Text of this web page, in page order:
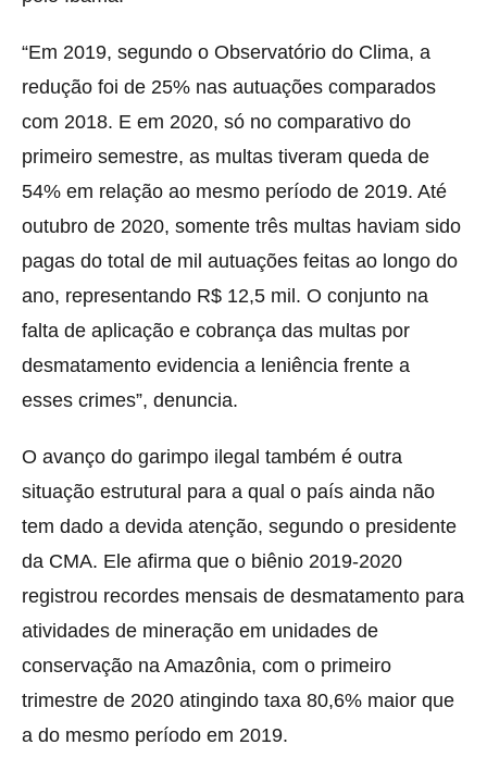
“Em 2019, segundo o Observatório do Clima, a
redução foi de 25% nas autuações comparados
com 2018. E em 2020, só no comparativo do
primeiro semestre, as multas tiveram queda de
54% em relação ao mesmo período de 2019. Até
outubro de 2020, somente três multas haviam sido
pagas do total de mil autuações feitas ao longo do
ano, representando R$ 12,5 mil. O conjunto na
falta de aplicação e cobrança das multas por
desmatamento evidencia a leniência frente a
esses crimes”, denuncia.
O avanço do garimpo ilegal também é outra
situação estrutural para a qual o país ainda não
tem dado a devida atenção, segundo o presidente
da CMA. Ele afirma que o biênio 2019-2020
registrou recordes mensais de desmatamento para
atividades de mineração em unidades de
conservação na Amazônia, com o primeiro
trimestre de 2020 atingindo taxa 80,6% maior que
a do mesmo período em 2019.